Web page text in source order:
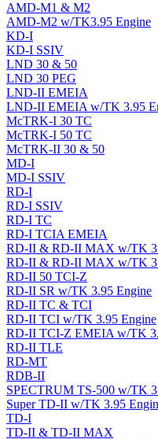
AMD-M1 & M2
AMD-M2 w/TK3.95 Engine
KD-I
KD-I SSIV
LND 30 & 50
LND 30 PEG
LND-II EMEIA
LND-II EMEIA w/TK 3.95
McTRK-I 30 TC
McTRK-I 50 TC
McTRK-II 30 & 50
MD-I
MD-I SSIV
RD-I
RD-I SSIV
RD-I TC
RD-I TCIA EMEIA
RD-II & RD-II MAX w/TK
RD-II & RD-II MAX w/TK
RD-II 50 TCI-Z
RD-II SR w/TK 3.95 Engine
RD-II TC & TCI
RD-II TCI w/TK 3.95 Engine
RD-II TCI-Z EMEIA w/TK
RD-II TLE
RD-MT
RDB-II
SPECTRUM TS-500 w/TK
Super TD-II w/TK 3.95
TD-I
TD-II & TD-II MAX